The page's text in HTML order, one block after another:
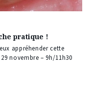
pratique !
appréhender cette
novembre – 9h/11h30